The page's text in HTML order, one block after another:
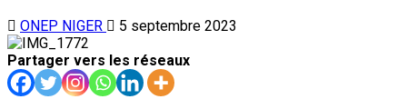
ONEP NIGER
5 septembre 2023
Partager vers les réseaux